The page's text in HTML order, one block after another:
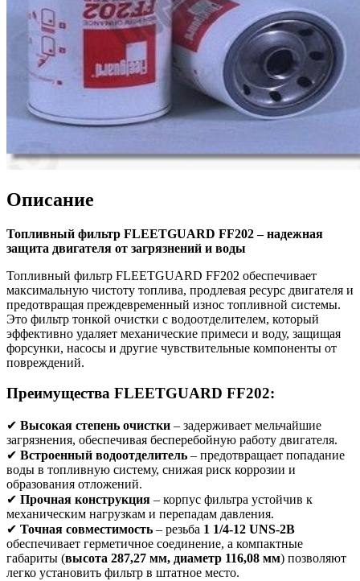
Описание
Топливный фильтр FLEETGUARD FF202 – надежная
защита двигателя от загрязнений и воды
Топливный фильтр FLEETGUARD FF202 обеспечивает
максимальную чистоту топлива, продлевая ресурс двигателя и
предотвращая преждевременный износ топливной системы.
Это фильтр тонкой очистки с водоотделителем, который
эффективно удаляет механические примеси и воду, защищая
форсунки, насосы и другие чувствительные компоненты от
повреждений.
Преимущества FLEETGUARD FF202:
✔ Высокая степень очистки – задерживает мельчайшие
загрязнения, обеспечивая бесперебойную работу двигателя.
✔ Встроенный водоотделитель – предотвращает попадание
воды в топливную систему, снижая риск коррозии и
образования отложений.
✔ Прочная конструкция – корпус фильтра устойчив к
механическим нагрузкам и перепадам давления.
✔ Точная совместимость – резьба 1 1/4-12 UNS-2B
обеспечивает герметичное соединение, а компактные
габариты (высота 287,27 мм, диаметр 116,08 мм) позволяют
легко установить фильтр в штатное место.